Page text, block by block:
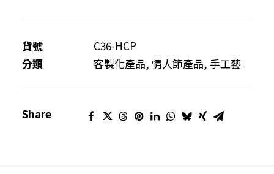
木
杯
量
貨號
C36-HCP
分類
客製化產品, 情人節產品, 手工藝
Share